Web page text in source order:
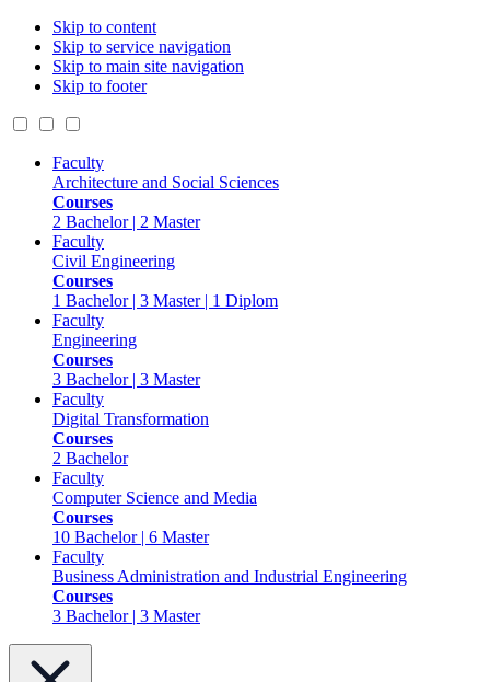
Skip to content
Skip to service navigation
Skip to main site navigation
Skip to footer
Faculty
Architecture and Social Sciences
Courses
2 Bachelor | 2 Master
Faculty
Civil Engineering
Courses
1 Bachelor | 3 Master | 1 Diplom
Faculty
Engineering
Courses
3 Bachelor | 3 Master
Faculty
Digital Transformation
Courses
2 Bachelor
Faculty
Computer Science and Media
Courses
10 Bachelor | 6 Master
Faculty
Business Administration and Industrial Engineering
Courses
3 Bachelor | 3 Master